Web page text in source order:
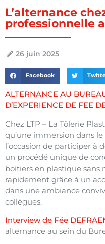
L’alternance
professionnelle
26 juin 2025
Facebook
ALTERNANCE AU
D’EXPERIENCE DE FEE
Chez LTP – La Tôlerie
qu’une immersion dans
l’occasion de participer à
un procédé unique de
boitiers en plastique sans
rapidement grâce à un
dans une ambiance
collègues.
Interview de Fée
alternance au sein du